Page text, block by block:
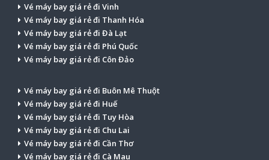
Vé máy bay giá rẻ đi Vinh
Vé máy bay giá rẻ đi Thanh Hóa
Vé máy bay giá rẻ đi Đà Lạt
Vé máy bay giá rẻ đi Phú Quốc
Vé máy bay giá rẻ đi Côn Đảo
Vé máy bay giá rẻ đi Buôn Mê Thuột
Vé máy bay giá rẻ đi Huế
Vé máy bay giá rẻ đi Tuy Hòa
Vé máy bay giá rẻ đi Chu Lai
Vé máy bay giá rẻ đi Cần Thơ
Vé máy bay giá rẻ đi Cà Mau